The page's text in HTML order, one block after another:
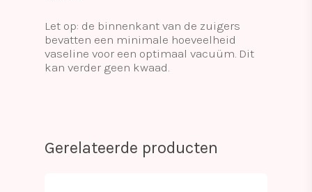
Let op: de binnenkant van de zuigers
bevatten een minimale hoeveelheid
vaseline voor een optimaal vacuüm. Dit
kan verder geen kwaad.
Gerelateerde producten